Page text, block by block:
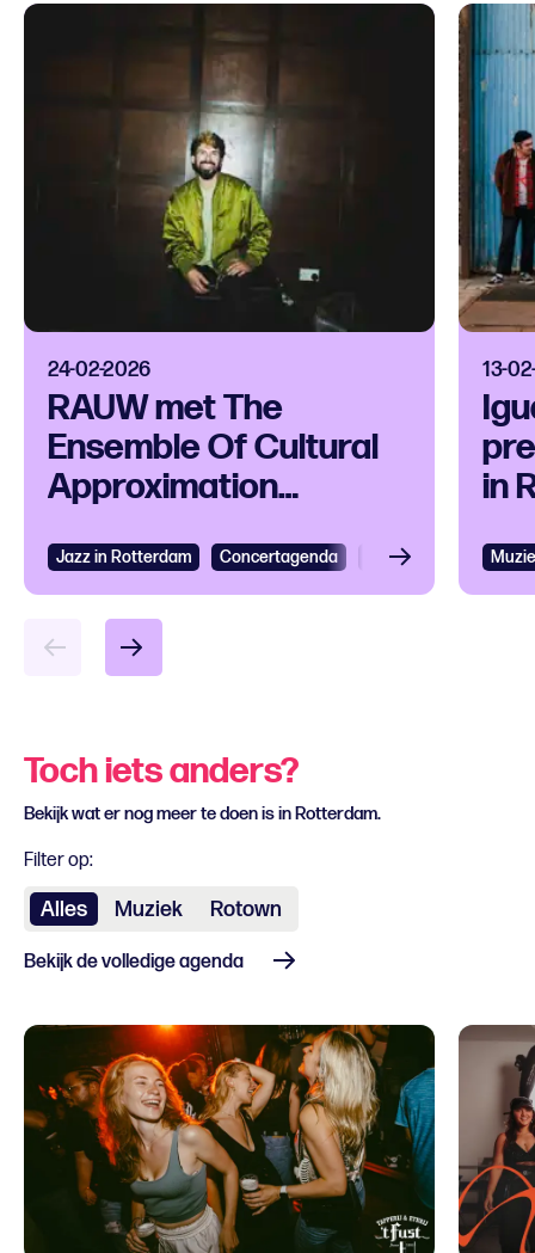
24-02-2026
RAUW met The
Ensemble Of Cultural
Approximation
VAAGUE naar Rotown
Jazz in Rotterdam Concertagenda Muziek
13-
in
Toch iets anders?
Bekijk wat er nog meer te doen is in Rotterdam.
Filter op:
Alles Muziek Rotown
Bekijk de volledige agenda